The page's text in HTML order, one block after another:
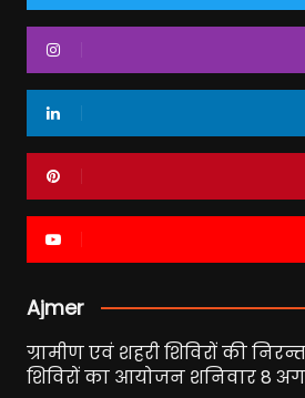
Ajmer
ग्रामीण एवं शहरी शिविरों की
शिविरों का आयोजन शनिवार 8